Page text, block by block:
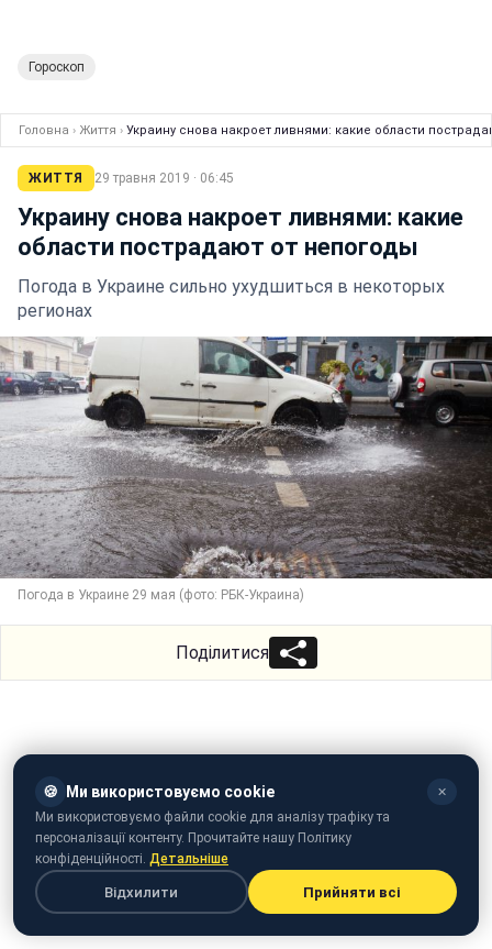
Гороскоп
Головна › Життя › Украину снова накроет ливнями: какие области
ЖИТТЯ 29 травня 2019 · 06:45
Украину снова накроет ливнями: какие
области пострадают от непогоды
Погода в Украине сильно ухудшиться в некоторых
регионах
Погода в Украине 29 мая (фото: РБК-Украина)
Поділитися
🍪 Ми використовуємо cookie ✕
Ми використовуємо файли cookie для аналізу трафіку та
персоналізації контенту. Прочитайте нашу Політику
конфіденційності. Детальніше
Відхилити Прийняти всі